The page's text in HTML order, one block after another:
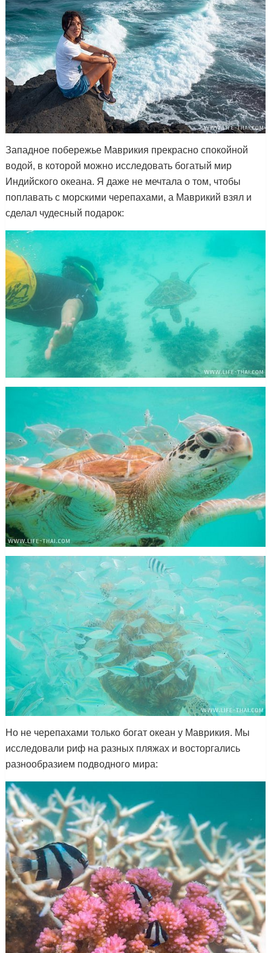
Западное побережье Маврикия прекрасно спокойной
водой, в которой можно исследовать богатый мир
Индийского океана. Я даже не мечтала о том, чтобы
поплавать с морскими черепахами, а Маврикий взял и
сделал чудесный подарок:
Но не черепахами только богат океан у Маврикия. Мы
исследовали риф на разных пляжах и восторгались
разнообразием подводного мира: